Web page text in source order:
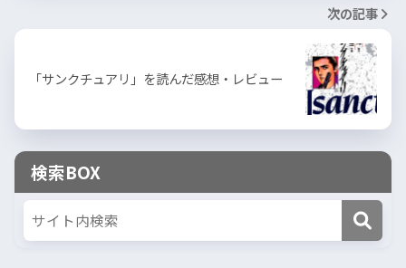
次の記事
「サンクチュアリ」を読んだ感想・レビュー
検索BOX